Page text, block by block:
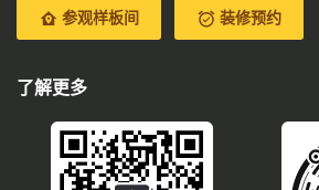
参观样板间 装修预约
了解更多